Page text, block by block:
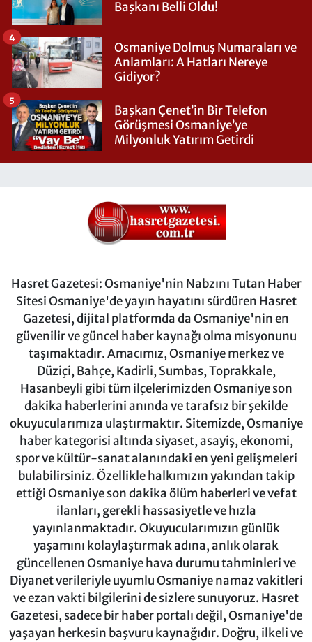
Başkanı Belli Oldu!
Osmaniye Dolmuş Numaraları ve
Anlamları: A Hatları Nereye
Gidiyor?
4
Başkan Çenet’in Bir Telefon
Görüşmesi Osmaniye’ye
Milyonluk Yatırım Getirdi
5
Hasret Gazetesi: Osmaniye'nin Nabzını Tutan Haber
Sitesi Osmaniye'de yayın hayatını sürdüren Hasret
Gazetesi, dijital platformda da Osmaniye'nin en
güvenilir ve güncel haber kaynağı olma misyonunu
taşımaktadır. Amacımız, Osmaniye merkez ve
Düziçi, Bahçe, Kadirli, Sumbas, Toprakkale,
Hasanbeyli gibi tüm ilçelerimizden Osmaniye son
dakika haberlerini anında ve tarafsız bir şekilde
okuyucularımıza ulaştırmaktır. Sitemizde, Osmaniye
haber kategorisi altında siyaset, asayiş, ekonomi,
spor ve kültür-sanat alanındaki en yeni gelişmeleri
bulabilirsiniz. Özellikle halkımızın yakından takip
ettiği Osmaniye son dakika ölüm haberleri ve vefat
ilanları, gerekli hassasiyetle ve hızla
yayınlanmaktadır. Okuyucularımızın günlük
yaşamını kolaylaştırmak adına, anlık olarak
güncellenen Osmaniye hava durumu tahminleri ve
Diyanet verileriyle uyumlu Osmaniye namaz vakitleri
ve ezan vakti bilgilerini de sizlere sunuyoruz. Hasret
Gazetesi, sadece bir haber portalı değil, Osmaniye'de
yaşayan herkesin başvuru kaynağıdır. Doğru, ilkeli ve